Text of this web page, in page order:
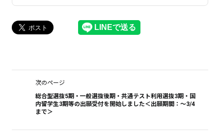
次のページ
総合型選抜5期・一般選抜後期・共通テスト利用選抜3期・国
内留学生3期等の出願受付を開始しました＜出願期間：～3/4
まで＞